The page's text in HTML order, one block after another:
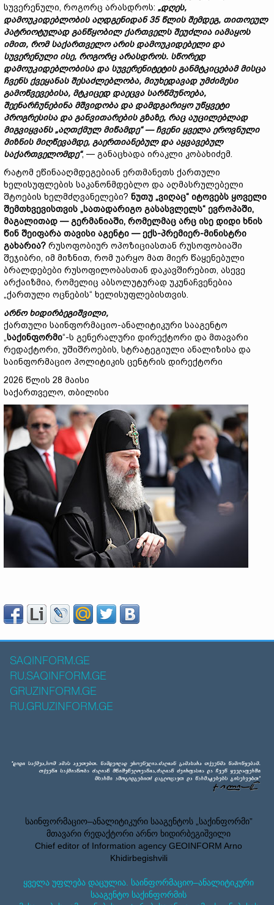
სუვერენული, როგორც არასდროს: „დღეს,
დამოუკიდებლობის აღდგენიდან 35წლის შემდეგ, თითოეულ
პატრიოტულადგანწყობილ ქართველს შეუძლია იამაყოს
იმით, რომსაქართველოარის დამოუკიდებელი და
სუვერენული ისე, როგორც არასდროს. სწორედ
დამოუკიდებლობისა და სუვერენიტეტისგანმტკიცებამმისცა
ჩვენს ქვეყანას შესაძლებლობა, მიუხედავად უმძიმესი
გამოწვევებისა, მტკიცედ დაეცვა სარწმუნოება,
შეენარჩუნებინა მშვიდობა და დამდგარიყოუწყვეტი
პროგრესისა დაგანვითარებისგზაზე, რაც აუცილებლად
მიგვიყვანს „აღთქმულ მიწამდე“ —ჩვენი ყველა ეროვნული
მიზნის მიღწევამდე, გაერთიანებულ და აყვავებულ
საქართველომდე“, — განაცხადა ირაკლი კობახიძემ.
რატომ ეწინააღმდეგებიან ერთმანეთს ქართული
ხელისუფლების საკანონმდებლო და აღმასრულებელი
შტოების ხელმძღვანელები? ნუთუ „ვიღაც“ იტოვებს ყოველი
შემთხვევისთვის „სათადარიგო გასასვლელს“ ევროპაში,
მაგალითად —გერმანიაში, რომელმაც არც ისე დიდი ხნის
წინ შეიფარა თავისი აგენტი —ექს-პრემიერ-მინისტრი
გახარია? რუსოფობიურ ოპოზიციასთან რუსოფობიაში
შეჯიბრი, იმ მიზნით, რომ უარყო მათ მიერ წაყენებული
ბრალდებები რუსოფილობასთან დაკავშირებით, ასევე
არქაიზმია, რომელიც აბსოლუტურად უკუნაჩვენებია
„ქართული ოცნების“ ხელისუფლებისთვის.
არნოხიდირბეგიშვილი,
ქართული საინფორმაციო-ანალიტიკური სააგენტო
„საქინფორმი“-ს გენერალური დირექტორი და მთავარი
რედაქტორი, უშიშროების, სტრატეგიული ანალიზისა და
საინფორმაციო პოლიტიკის ცენტრის დირექტორი
2026 წლის 28 მაისი
საქართველო, თბილისი
SAQINFORM.GE
RU.SAQINFORM.GE
GRUZINFORM.GE
RU.GRUZINFORM.GE
საინფორმაციო–ანალიტიკური სააგენტოს „საქინფორმი”
მთავარი რედაქტორი არნო ხიდირბეგიშვილი
Chief editor of Information agency GEOINFORM Arno
Khidirbegishvili
ყველა უფლება დაცულია. საინფორმაციო–ანალიტიკური
სააგენტო საქინფორმის